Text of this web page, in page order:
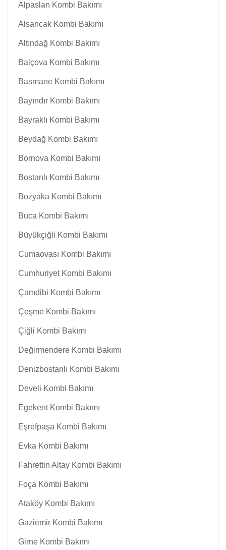
Alpaslan Kombi Bakımı
Alsancak Kombi Bakımı
Altındağ Kombi Bakımı
Balçova Kombi Bakımı
Basmane Kombi Bakımı
Bayındır Kombi Bakımı
Bayraklı Kombi Bakımı
Beydağ Kombi Bakımı
Bornova Kombi Bakımı
Bostanlı Kombi Bakımı
Bozyaka Kombi Bakımı
Buca Kombi Bakımı
Büyükçiğli Kombi Bakımı
Cumaovası Kombi Bakımı
Cumhuriyet Kombi Bakımı
Çamdibi Kombi Bakımı
Çeşme Kombi Bakımı
Çiğli Kombi Bakımı
Değirmendere Kombi Bakımı
Denizbostanlı Kombi Bakımı
Develi Kombi Bakımı
Egekent Kombi Bakımı
Eşrefpaşa Kombi Bakımı
Evka Kombi Bakımı
Fahrettin Altay Kombi Bakımı
Foça Kombi Bakımı
Ataköy Kombi Bakımı
Gaziemir Kombi Bakımı
Girne Kombi Bakımı